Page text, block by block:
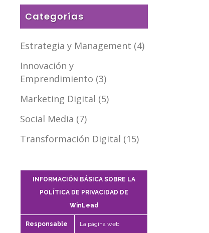
Categorías
Estrategia y Management (4)
Innovación y
Emprendimiento (3)
Marketing Digital (5)
Social Media (7)
Transformación Digital (15)
INFORMACIÓN BÁSICA SOBRE LA
POLÍTICA DE PRIVACIDAD DE
WinLead
Responsable
La página web